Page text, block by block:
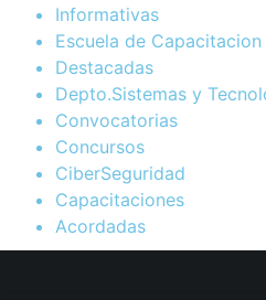
Informativas
Escuela de Capacitacion
Destacadas
Depto.Sistemas y
Convocatorias
Concursos
CiberSeguridad
Capacitaciones
Acordadas